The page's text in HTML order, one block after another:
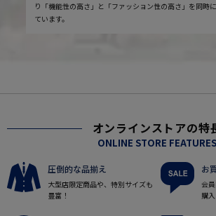
り「機能性の高さ」と「ファッション性の高さ」を同時
ています。
オンラインストアの特
ONLINE STORE FEATURES
圧倒的な品揃え
大型店限定商品や、特別サイズも
豊富！
お
会
購